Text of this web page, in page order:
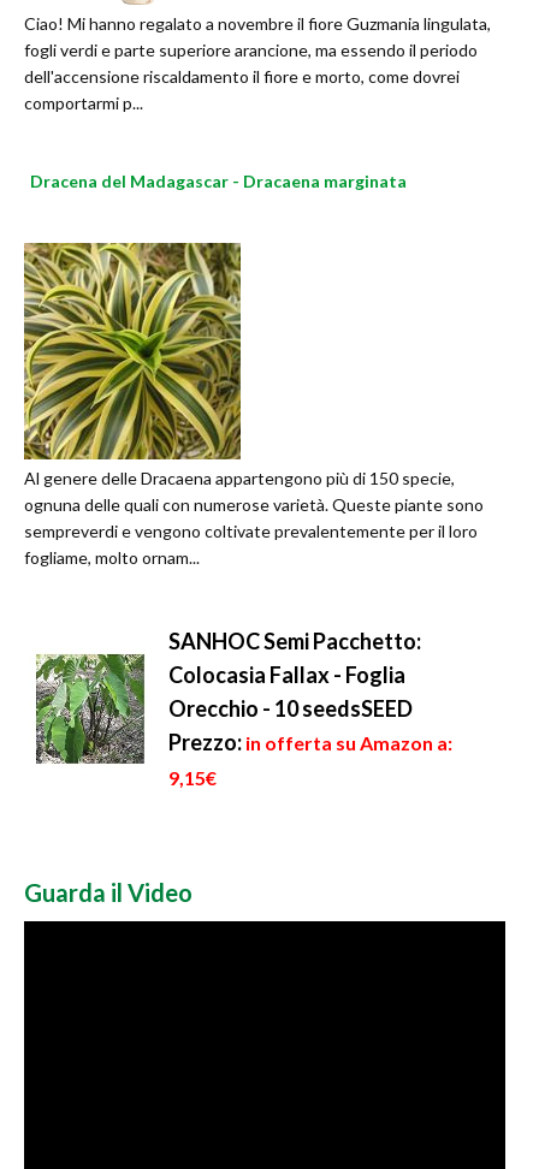
Ciao! Mi hanno regalato a novembre il fiore Guzmania lingulata,
fogli verdi e parte superiore arancione, ma essendo il periodo
dell'accensione riscaldamento il fiore e morto, come dovrei
comportarmi p...
Dracena del Madagascar - Dracaena marginata
Al genere delle Dracaena appartengono più di 150 specie,
ognuna delle quali con numerose varietà. Queste piante sono
sempreverdi e vengono coltivate prevalentemente per il loro
fogliame, molto ornam...
SANHOC Semi Pacchetto:
Colocasia Fallax - Foglia
Orecchio - 10 seedsSEED
Prezzo: in offerta su Amazon a:
9,15€
Guarda il Video